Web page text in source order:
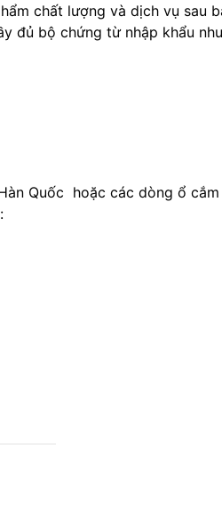
chất lượng và dịch vụ sau
đủ bộ chứng từ nhập khẩu
Quốc hoặc các dòng ổ